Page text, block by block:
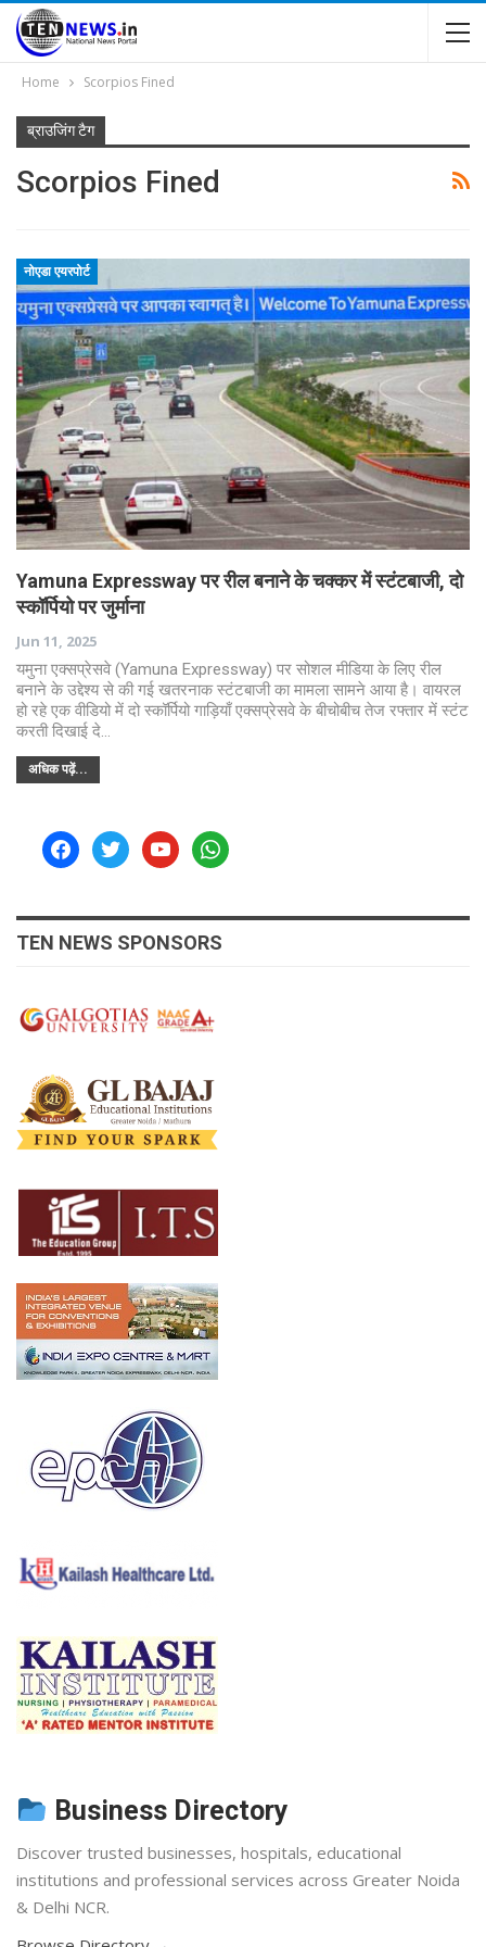
Home Scorpios Fined
ब्राउजिंग टैग
Scorpios Fined
नोएडा एयरपोर्ट
Yamuna Expressway पर रील बनाने के चक्कर में स्टंटबाजी, दो
स्कॉर्पियो पर जुर्माना
Jun 11, 2025
यमुना एक्सप्रेसवे (Yamuna Expressway) पर सोशल मीडिया के लिए रील
बनाने के उद्देश्य से की गई खतरनाक स्टंटबाजी का मामला सामने आया है। वायरल
हो रहे एक वीडियो में दो स्कॉर्पियो गाड़ियाँ एक्सप्रेसवे के बीचोबीच तेज रफ्तार में स्टंट
करती दिखाई दे…
अधिक पढ़ें...
facebooktwitteryoutubewhatsapp
TEN NEWS SPONSORS
Business Directory
Discover trusted businesses, hospitals, educational
institutions and professional services across Greater Noida
& Delhi NCR.